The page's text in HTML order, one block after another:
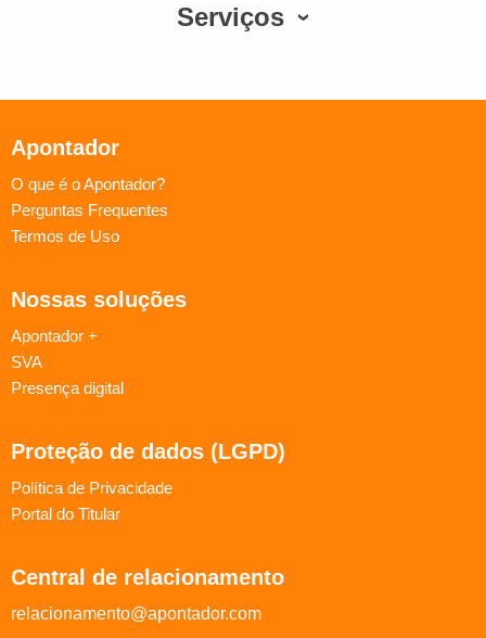
Serviços
Apontador
O que é o Apontador?
Perguntas Frequentes
Termos de Uso
Nossas soluções
Apontador +
SVA
Presença digital
Proteção de dados (LGPD)
Política de Privacidade
Portal do Titular
Central de relacionamento
relacionamento@apontador.com